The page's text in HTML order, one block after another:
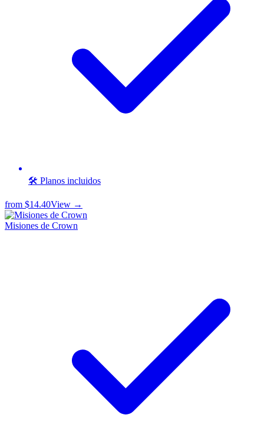
🛠️ Planos incluidos
from $14.40View →
Misiones de Crown